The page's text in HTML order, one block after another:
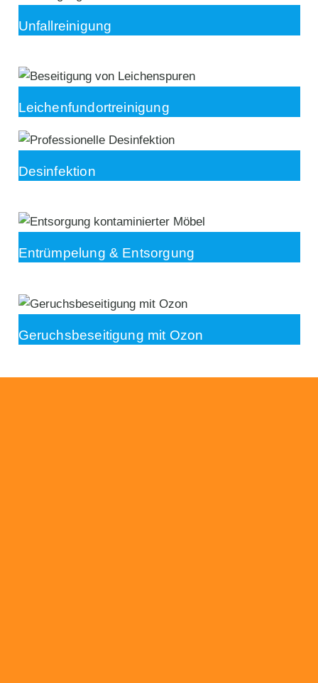
Unfallreinigung
Leichenfundortreinigung
Desinfektion
Entrümpelung & Entsorgung
Geruchsbeseitigung mit Ozon